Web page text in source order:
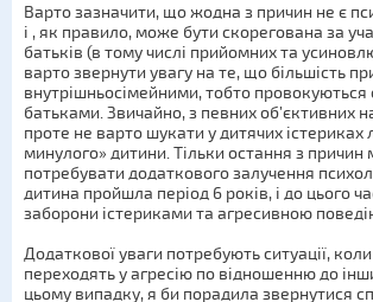
Варто зазначити, що жодна з причин не є
і , як правило, може бути скорегована за
батьків (в тому числі прийомних та
варто звернути увагу на те, що більшість
внутрішньосімейними, тобто
батьками. Звичайно, з певних об’єктивних
проте не варто шукати у дитячих істериках
минулого» дитини. Тільки остання з причин
потребувати додаткового залучення
дитина пройшла період 6 років, і до цього
заборони істериками та агресивною
Додаткової уваги потребують ситуації,
переходять у агресію по відношенню до
цьому випадку, я би порадила звернутися